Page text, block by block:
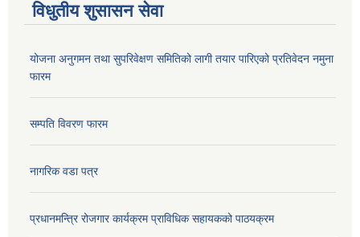
विधुतीय शुसासन सेवा
योजना अनुगमन तथा सुपरिवेक्षण समितिको लागी तयार पारिएको प्रतिवेदन नमुना
फारम
सम्पति विवरण फारम
नागरिक वडा पत्र
प्रधानमन्त्रि रोजगार कार्यक्रम प्राविधिक सहायकको पाठयक्रम